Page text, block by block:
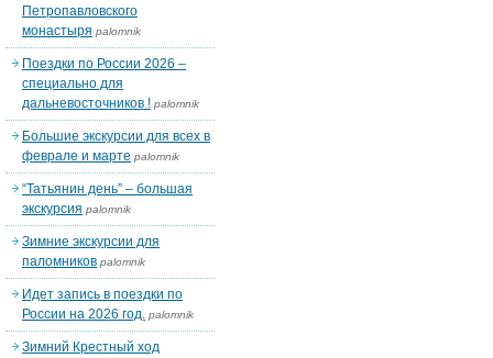
Петропавловского
монастыря palomnik
Поездки по России 2026 –
специально для
дальневосточников ! palomnik
Большие экскурсии для всех в
феврале и марте palomnik
“Татьянин день” – большая
экскурсия palomnik
Зимние экскурсии для
паломников palomnik
Идет запись в поездки по
России на 2026 год. palomnik
Зимний Крестный ход